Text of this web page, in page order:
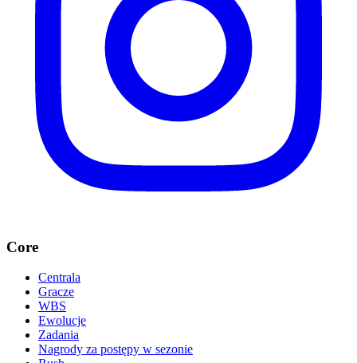
Core
Centrala
Gracze
WBS
Ewolucje
Zadania
Nagrody za postępy w sezonie